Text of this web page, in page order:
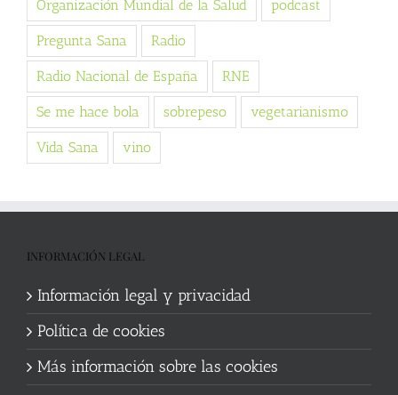
Organización Mundial de la Salud podcast
Pregunta Sana Radio
Radio Nacional de España RNE
Se me hace bola sobrepeso vegetarianismo
Vida Sana vino
INFORMACIÓN LEGAL
Información legal y privacidad
Política de cookies
Más información sobre las cookies